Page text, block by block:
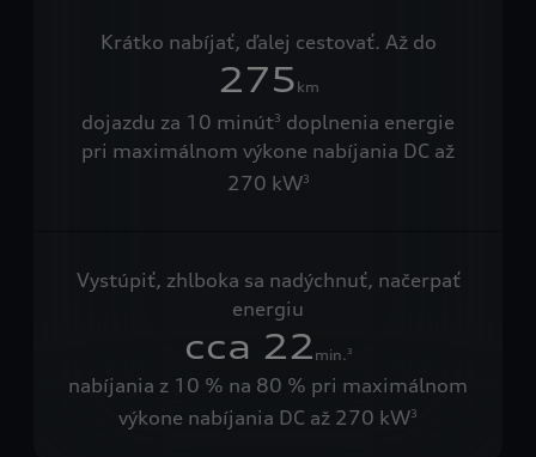
Krátko nabíjať, ďalej cestovať. Až do
275 km
dojazdu za 10 minút3 doplnenia energie
pri maximálnom výkone nabíjania DC až
270 kW3
Vystúpiť, zhlboka sa nadýchnuť, načerpať
energiu
cca 22 min. 3
nabíjania z 10 % na 80 % pri maximálnom
výkone nabíjania DC až 270 kW3